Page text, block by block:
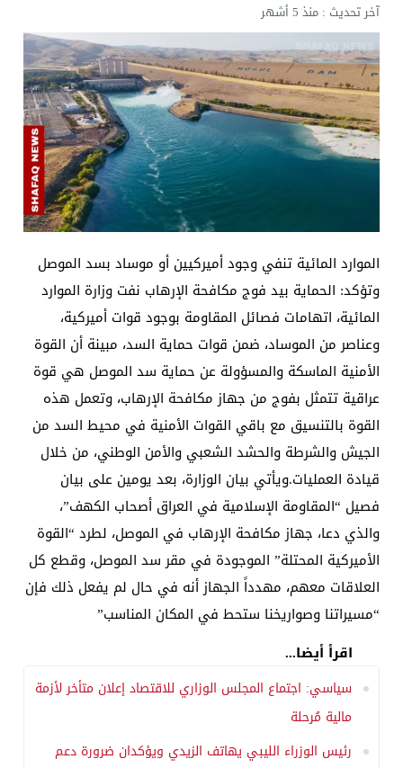
آخر تحديث :منذ 5 أشهر
الموارد المائية تنفي وجود أميركيين أو موساد بسد الموصل
وتؤكد: الحماية بيد فوج مكافحة الإرهاب نفت وزارة الموارد
المائية، اتهامات فصائل المقاومة بوجود قوات أميركية،
وعناصر من الموساد، ضمن قوات حماية السد، مبينة أن القوة
الأمنية الماسكة والمسؤولة عن حماية سد الموصل هي قوة
عراقية تتمثل بفوج من جهاز مكافحة الإرهاب، وتعمل هذه
القوة بالتنسيق مع باقي القوات الأمنية في محيط السد من
الجيش والشرطة والحشد الشعبي والأمن الوطني، من خلال
قيادة العمليات.ويأتي بيان الوزارة، بعد يومين على بيان
فصيل “المقاومة الإسلامية في العراق أصحاب الكهف”،
والذي دعا، جهاز مكافحة الإرهاب في الموصل، لطرد “القوة
الأميركية المحتلة” الموجودة في مقر سد الموصل، وقطع كل
العلاقات معهم، مهدداً الجهاز أنه في حال لم يفعل ذلك فإن
“مسيراتنا وصواريخنا ستحط في المكان المناسب”
اقرأ أيضا...
سياسي: اجتماع المجلس الوزاري للاقتصاد إعلان متأخر لأزمة
مالية مُرحلة
رئيس الوزراء الليبي يهاتف الزيدي ويؤكدان ضرورة دعم